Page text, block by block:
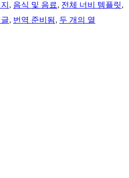
, 음식 및 음료, 전체 너비 템플릿
, 번역 준비됨, 두 개의 열